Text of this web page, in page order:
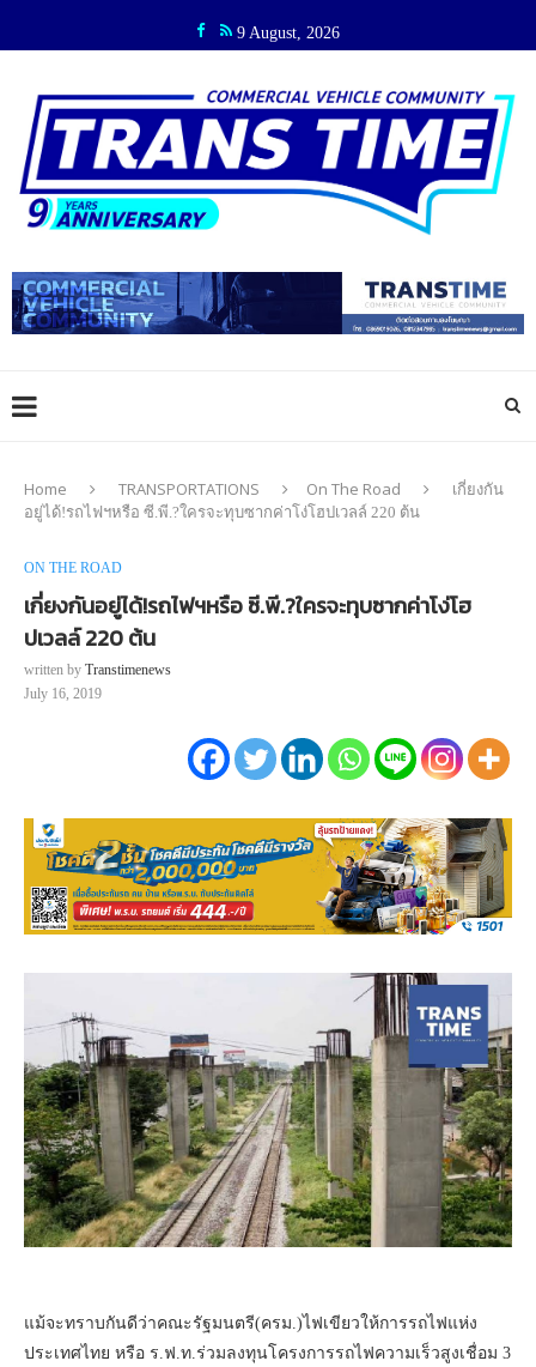
9 August, 2026
Home TRANSPORTATIONS On The Road
เกี่ยงกัน
อยู่ได้!รถไฟฯหรือ ซี.พี.?ใครจะทุบซากค่าโง่โฮปเวลล์ 220 ต้น
ON THE ROAD
เกี่ยงกันอยู่ได้!รถไฟฯหรือ ซี.พี.?ใครจะทุบซากค่าโง่โฮ
ปเวลล์ 220 ต้น
written by Transtimenews
July 16, 2019
แม้จะทราบกันดีว่าคณะรัฐมนตรี(ครม.)ไฟเขียวให้การรถไฟแห่ง
ประเทศไทย หรือ ร.ฟ.ท.ร่วมลงทุนโครงการรถไฟความเร็วสูงเชื่อม 3